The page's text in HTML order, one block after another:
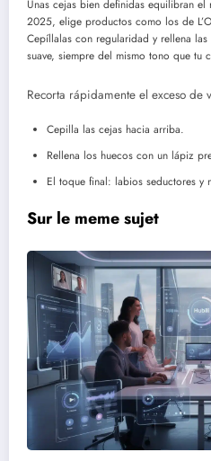
Unas cejas bien definidas equilibran
2025, elige productos como los de
Cepíllalas con regularidad y rellena
suave, siempre del mismo tono que tu
Recorta rápidamente el exceso de
Cepilla las cejas hacia arriba.
Rellena los huecos con un lápiz
El toque final: labios seductores y
Sur le meme sujet